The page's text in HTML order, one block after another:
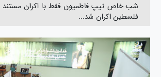
شب خاص تیپ فاطمیون فقط با اکران مستند
فلسطین اکران شد...